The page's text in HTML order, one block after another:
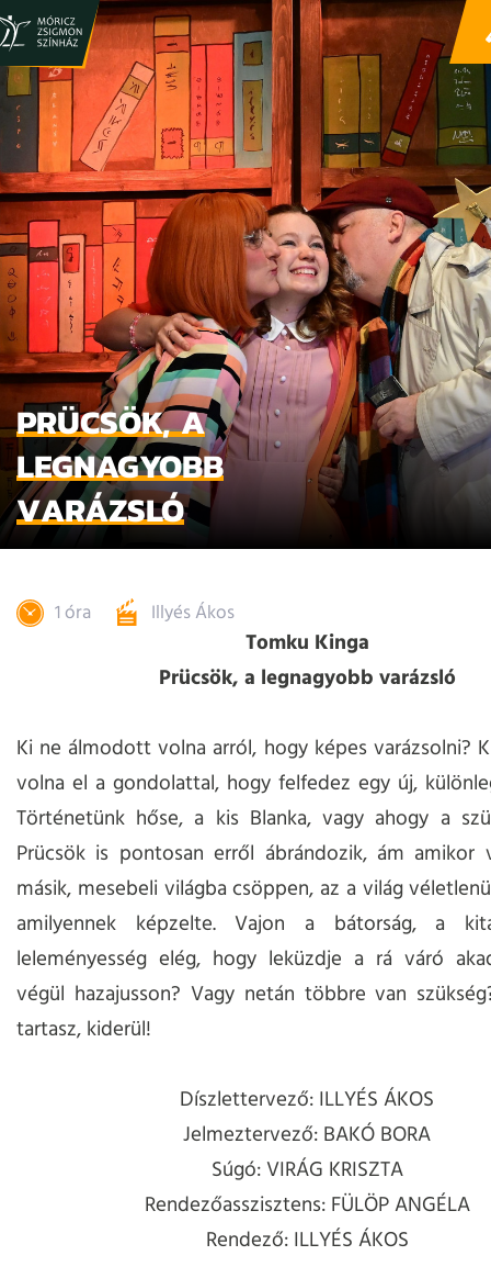
PRÜCSÖK, A
LEGNAGYOBB
VARÁZSLÓ
1 óra Illyés Ákos
Tomku Kinga
Prücsök, a legnagyobb varázsló
Ki ne álmodott volna arról, hogy képes varázsolni?
volna el a gondolattal, hogy felfedez egy új,
Történetünk hőse, a kis Blanka, vagy ahogy a
Prücsök is pontosan erről ábrándozik, ám amikor
másik, mesebeli világba csöppen, az a világ
amilyennek képzelte. Vajon a bátorság, a
leleményesség elég, hogy leküzdje a rá váró
végül hazajusson? Vagy netán többre van
tartasz, kiderül!
Díszlettervező: ILLYÉS ÁKOS
Jelmeztervező: BAKÓ BORA
Súgó: VIRÁG KRISZTA
Rendezőasszisztens: FÜLÖP ANGÉLA
Rendező: ILLYÉS ÁKOS